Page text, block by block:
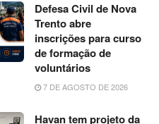
Defesa Civil de Nova
Trento abre
inscrições para curso
de formação de
voluntários
7 DE AGOSTO DE 2026
Havan tem projeto da